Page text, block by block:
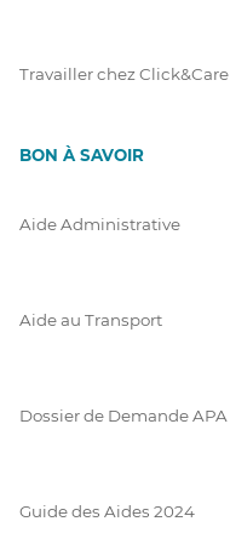
Travailler chez Click&Care
BON À SAVOIR
Aide Administrative
Aide au Transport
Dossier de Demande APA
Guide des Aides 2024